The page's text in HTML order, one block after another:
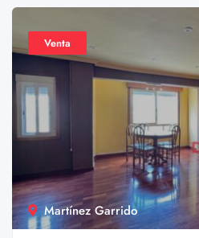
Martínez Garrido
Venta